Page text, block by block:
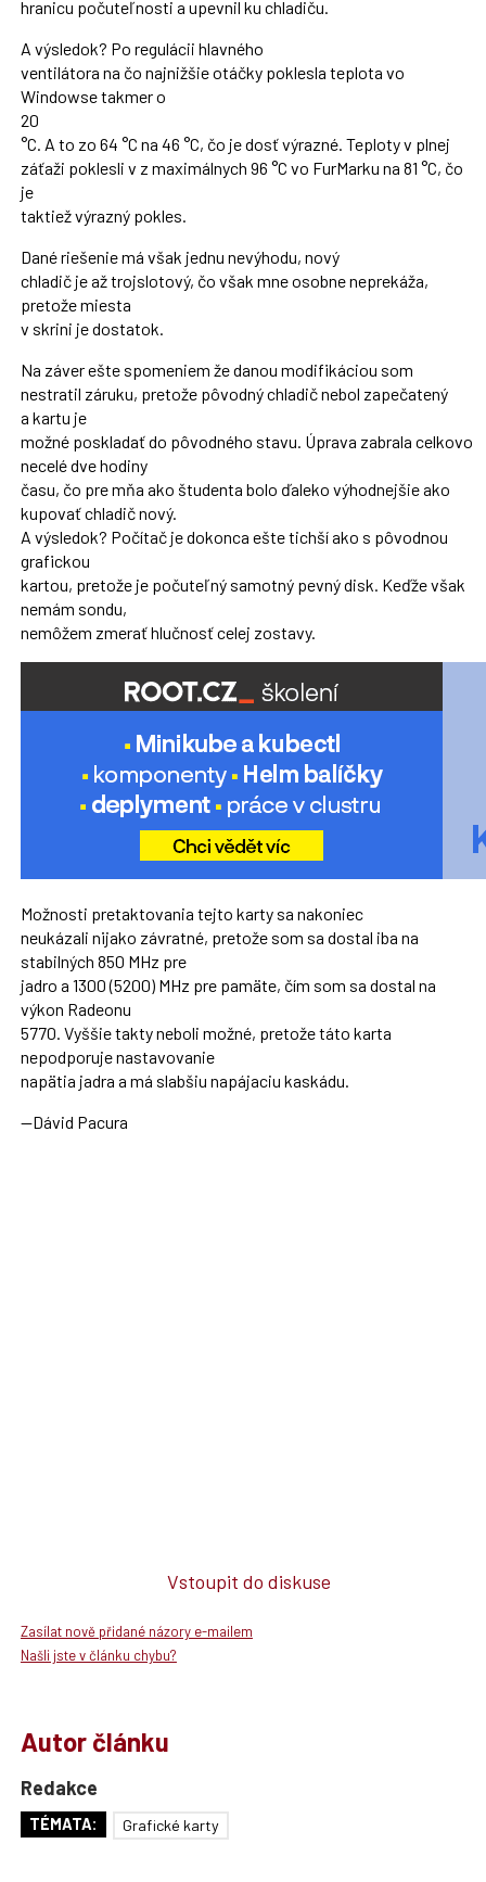
hranicu počuteľnosti a upevnil ku chladiču.
A výsledok? Po regulácii hlavného
ventilátora na čo najnižšie otáčky poklesla teplota vo
Windowse takmer o
20
°C. A to zo 64 °C na 46 °C, čo je dosť výrazné. Teploty v plnej
záťaži poklesli v z maximálnych 96 °C vo FurMarku na 81 °C, čo
je
taktiež výrazný pokles.
Dané riešenie má však jednu nevýhodu, nový
chladič je až trojslotový, čo však mne osobne neprekáža,
pretože miesta
v skrini je dostatok.
Na záver ešte spomeniem že danou modifikáciou som
nestratil záruku, pretože pôvodný chladič nebol zapečatený
a kartu je
možné poskladať do pôvodného stavu. Úprava zabrala celkovo
necelé dve hodiny
času, čo pre mňa ako študenta bolo ďaleko výhodnejšie ako
kupovať chladič nový.
A výsledok? Počítač je dokonca ešte tichší ako s pôvodnou
grafickou
kartou, pretože je počuteľný samotný pevný disk. Keďže však
nemám sondu,
nemôžem zmerať hlučnosť celej zostavy.
Možnosti pretaktovania tejto karty sa nakoniec
neukázali nijako závratné, pretože som sa dostal iba na
stabilných 850 MHz pre
jadro a 1300 (5200) MHz pre pamäte, čím som sa dostal na
výkon Radeonu
5770. Vyššie takty neboli možné, pretože táto karta
nepodporuje nastavovanie
napätia jadra a má slabšiu napájaciu kaskádu.
--Dávid Pacura
Vstoupit do diskuse
Zasílat nově přidané názory e-mailem
Našli jste v článku chybu?
Autor článku
Redakce
TÉMATA: Grafické karty